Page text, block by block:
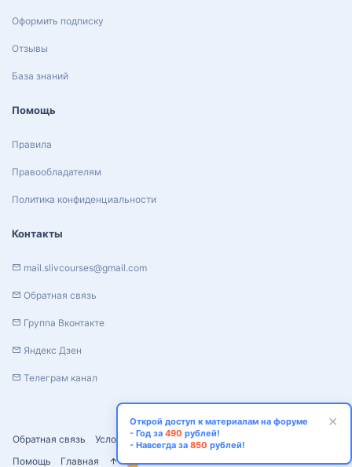
Обратная связь Условия и правила
Политика конфиденциальности
Помощь
Главная
Оформить подписку
Отзывы
База знаний
Помощь
Правила
Правообладателям
Политика конфиденциальности
Контакты
mail.slivcourses@gmail.com
Обратная связь
Группа Вконтакте
Яндекс Дзен
Телеграм канал
Открой доступ к материалам на форуме
- Год за 490 рублей!
- Навсегда за 850 рублей!